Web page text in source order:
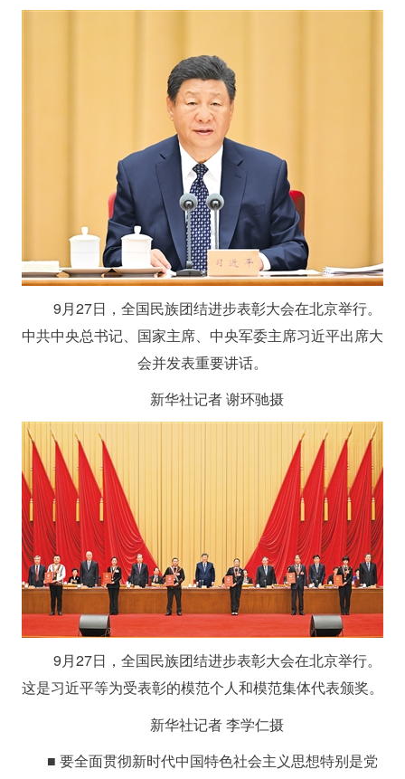
9月27日，全国民族团结进步表彰大会在北京举行。
中共中央总书记、国家主席、中央军委主席习近平出席大
会并发表重要讲话。
新华社记者 谢环驰摄
9月27日，全国民族团结进步表彰大会在北京举行。
这是习近平等为受表彰的模范个人和模范集体代表颁奖。
新华社记者 李学仁摄
■ 要全面贯彻新时代中国特色社会主义思想特别是党